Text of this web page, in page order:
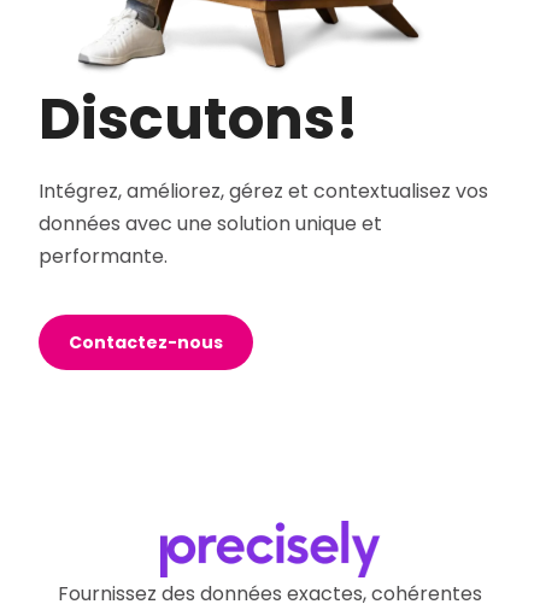
Discutons!
Intégrez, améliorez, gérez et contextualisez vos
données avec une solution unique et
performante.
Contactez-nous
Fournissez des données exactes, cohérentes